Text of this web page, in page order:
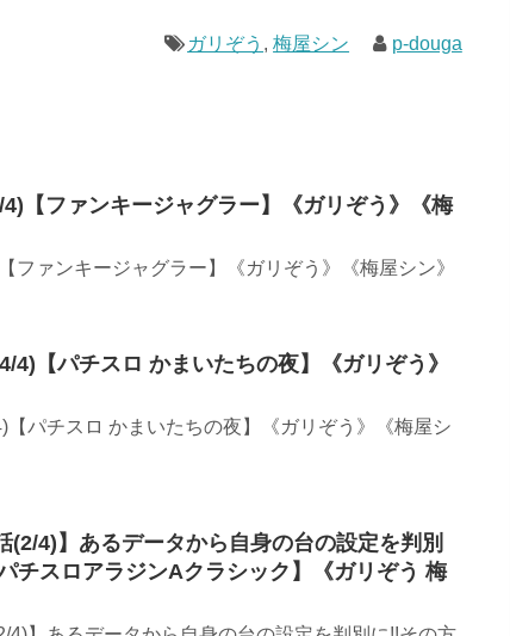
ガリぞう ,梅屋シン p-douga
【ファンキージャグラー】《ガリぞう》《梅
ァンキージャグラー】《ガリぞう》《梅屋シン》
【パチスロ かまいたちの夜】《ガリぞう》
パチスロ かまいたちの夜】《ガリぞう》《梅屋シ
4)】あるデータから自身の台の設定を判別
チスロアラジンAクラシック】《ガリぞう 梅